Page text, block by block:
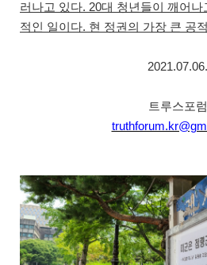
러나고 있다. 20대 청년들이 깨어나
적인 일이다. 현 정권의 가장 큰 공
2021.07.06.
트루스포럼